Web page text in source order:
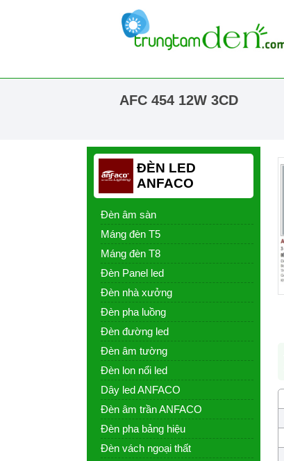
AFC 454 12W 3CD
ĐÈN LED
ANFACO
Đèn âm sàn
Máng đèn T5
Máng đèn T8
Đèn Panel led
Đèn nhà xưởng
Đèn pha luồng
Đèn đường led
Đèn âm tường
Đèn lon nổi led
Dây led ANFACO
Đèn âm trần ANFACO
Đèn pha bảng hiệu
Đèn vách ngoại thất